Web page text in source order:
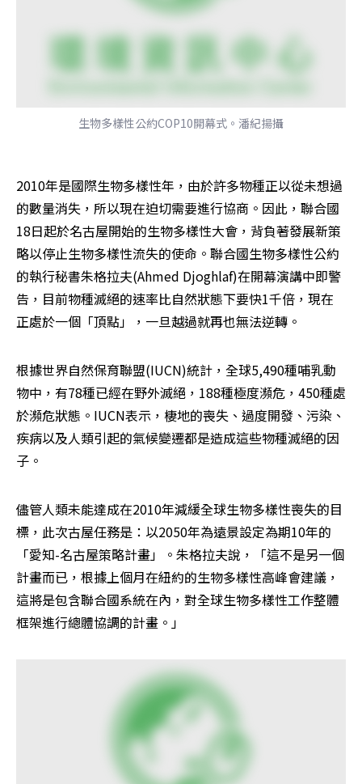
生物多樣性公約COP10開幕式。潘紀揚攝
2010年是國際生物多樣性年，由於許多物種正以從未想過
的數量消失，所以現在迫切需要進行協商。因此，聯合國
18日起於名古屋開始的生物多樣性大會，背負著發展新策
略以停止生物多樣性流失的使命。聯合國生物多樣性公約
的執行秘書朱格拉夫(Ahmed Djoghlaf)在開幕演講中即警
告，目前物種滅絕的速率比自然狀態下要快1千倍，現在
正處於一個「頂點」，一旦越過就再也無法逆轉。
根據世界自然保育聯盟(IUCN)統計，全球5,490種哺乳動
物中，有78種已經在野外滅絕，188種極度瀕危，450種處
於瀕危狀態。IUCN表示，棲地的喪失、過度開發、污染、
疾病以及人類引起的氣候變遷都是造成這些物種滅絕的因
子。
儘管人類未能達成在2010年減緩全球生物多樣性喪失的目
標，此次古屋任務是：以2050年為遠景設定為期10年的
「愛知-名古屋策略計畫」。朱格拉夫說，「這不是另一個
計畫而已，根據上個月在紐約的生物多樣性高峰會建議，
這將是包含聯合國系統在內，對全球生物多樣性工作整體
框架進行總體協調的計畫。」